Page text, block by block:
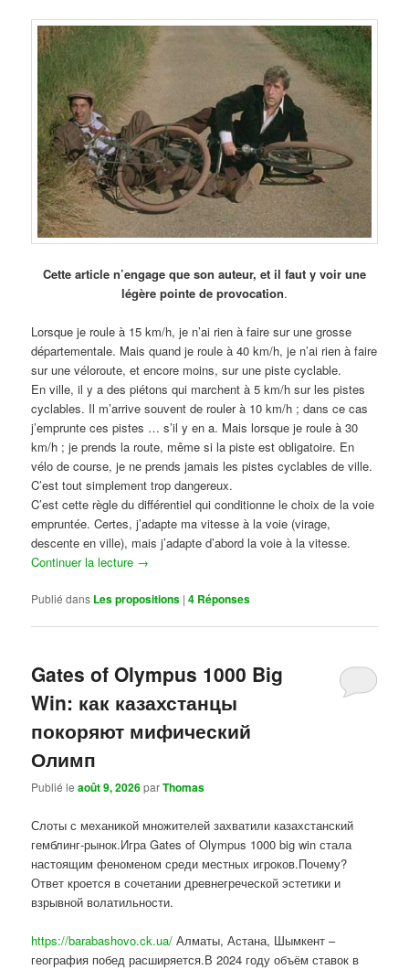
Cette article n’engage que son auteur, et il faut y voir une
légère pointe de provocation.
Lorsque je roule à 15 km/h, je n’ai rien à faire sur une grosse
départementale. Mais quand je roule à 40 km/h, je n’ai rien à faire
sur une véloroute, et encore moins, sur une piste cyclable.
En ville, il y a des piétons qui marchent à 5 km/h sur les pistes
cyclables. Il m’arrive souvent de rouler à 10 km/h ; dans ce cas
j’emprunte ces pistes … s’il y en a. Mais lorsque je roule à 30
km/h ; je prends la route, même si la piste est obligatoire. En
vélo de course, je ne prends jamais les pistes cyclables de ville.
C’est tout simplement trop dangereux.
C’est cette règle du différentiel qui conditionne le choix de la voie
empruntée. Certes, j’adapte ma vitesse à la voie (virage,
descente en ville), mais j’adapte d’abord la voie à la vitesse.
Continuer la lecture →
Publié dans Les propositions |4 Réponses
Gates of Olympus 1000 Big
Win: как казахстанцы
покоряют мифический
Олимп
Publié leaoût 9, 2026parThomas
Слоты с механикой множителей захватили казахстанский
гемблинг-рынок.Игра Gates of Olympus 1000 big win стала
настоящим феноменом среди местных игроков.Почему?
Ответ кроется в сочетании древнегреческой эстетики и
взрывной волатильности.
https://barabashovo.ck.ua/ Алматы, Астана, Шымкент –
география побед расширяется.В 2024 году объём ставок в